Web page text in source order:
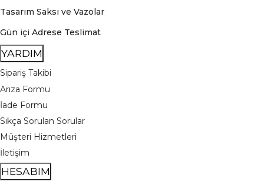
Tasarım Saksı ve Vazolar
Gün içi Adrese Teslimat
YARDIM
Sipariş Takibi
Arıza Formu
İade Formu
Sıkça Sorulan Sorular
Müşteri Hizmetleri
İletişim
HESABIM